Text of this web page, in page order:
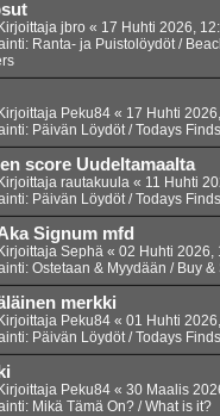
jbro « 17 Huhti 2026,
Ranta- ja Puistolöydöt /
Peku84 « 17 Huhti
Päivän Löydöt / Todays Finds
score Uudeltamaalta
rautakuula « 11 Huhti
Päivän Löydöt / Todays Finds
Signum mfd
Sephä « 02 Huhti 2026,
Ostetaan & Myydään / Buy &
merkki
Peku84 « 01 Huhti
Päivän Löydöt / Todays Finds
Peku84 « 30 Maalis
Mikä Tämä On? / What is it?